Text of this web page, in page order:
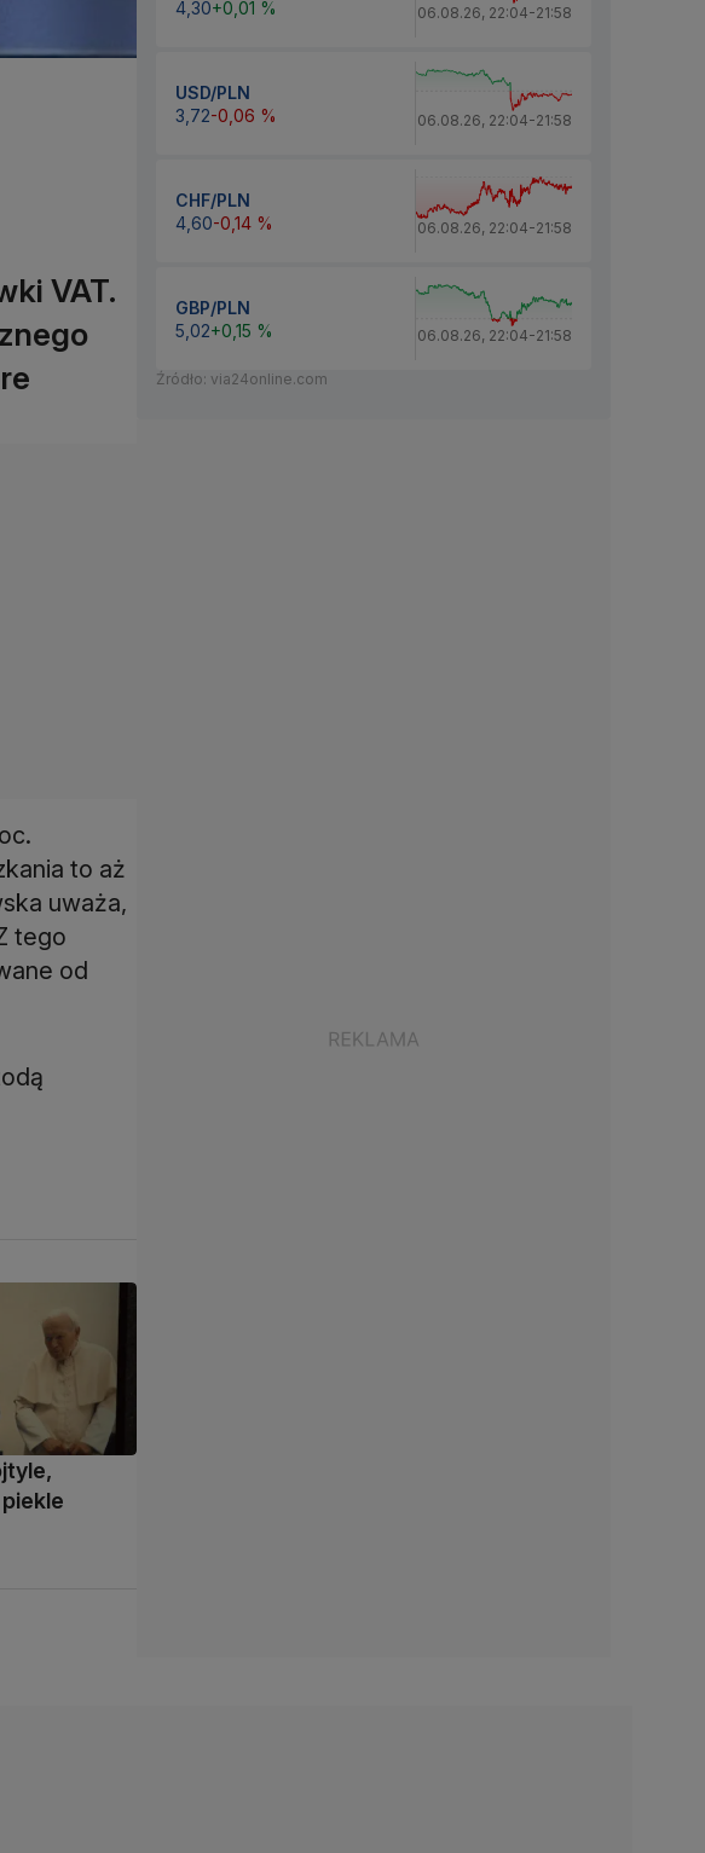
VAT.
to aż
uważa,
tego
od
4,30+0,01 % 06.08.26, 22:04-21:58
USD/PLN
3,72-0,06 % 06.08.26, 22:04-21:58
CHF/PLN
4,60-0,14 % 06.08.26, 22:04-21:58
GBP/PLN
5,02+0,15 % 06.08.26, 22:04-21:58
Źródło: via24online.com